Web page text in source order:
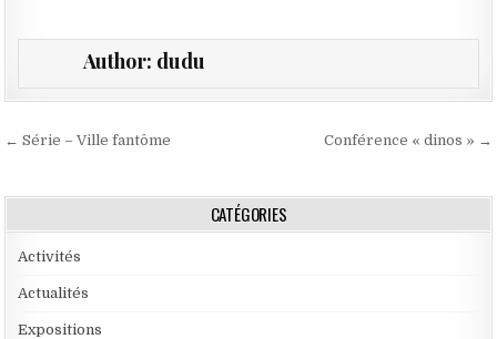
Author: dudu
Navigation de l’article Conférence « dinos » →
← Série – Ville fantôme
CATÉGORIES
Activités
Actualités
Expositions